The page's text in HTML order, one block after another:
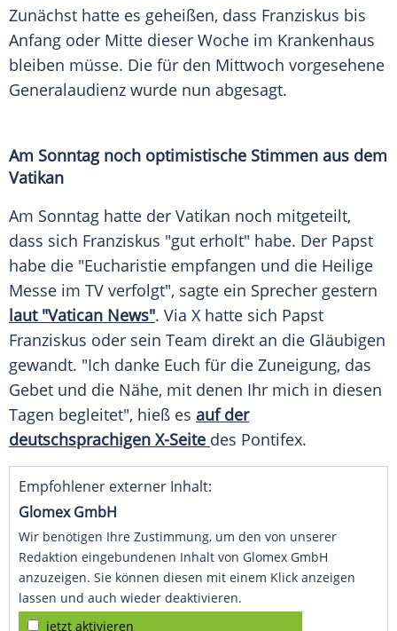
Zunächst hatte es geheißen, dass Franziskus bis
Anfang oder Mitte dieser Woche im Krankenhaus
bleiben müsse. Die für den Mittwoch vorgesehene
Generalaudienz wurde nun abgesagt.
Am Sonntagnoch optimistische Stimmen aus dem
Vatikan
Am Sonntag hatte der Vatikan noch mitgeteilt,
dass sich Franziskus "gut erholt" habe. Der Papst
habe die "Eucharistie empfangen und die Heilige
Messe im TV verfolgt", sagte ein Sprecher gestern
laut "Vatican News". Via X hatte sich Papst
Franziskus oder sein Team direkt an die Gläubigen
gewandt. "Ich danke Euch für die Zuneigung, das
Gebet und die Nähe, mit denen Ihr mich in diesen
Tagen begleitet", hieß es auf der
deutschsprachigen X-Seite des Pontifex.
Empfohlener externer Inhalt:
Glomex GmbH
Wir benötigen Ihre Zustimmung, um den von unserer
Redaktion eingebundenen Inhalt von Glomex GmbH
anzuzeigen. Sie können diesen mit einem Klick anzeigen
lassen und auch wieder deaktivieren.
jetzt aktivieren